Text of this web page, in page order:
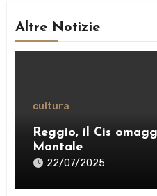
Altre Notizie
cultura
Reggio, il Cis
Montale
22/07/2025